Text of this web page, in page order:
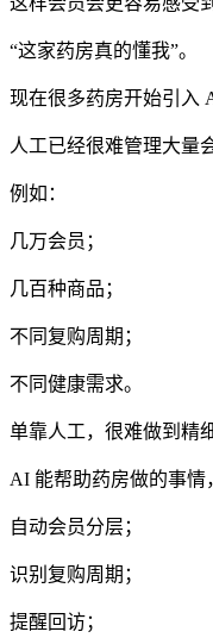
“这家药房真的懂我”。
现在很多药房开始引入
人工已经很难管理大量
例如：
几万会员；
几百种商品；
不同复购周期；
不同健康需求。
单靠人工，很难做到精
AI 能帮助药房做的事情
自动会员分层；
识别复购周期；
提醒回访；